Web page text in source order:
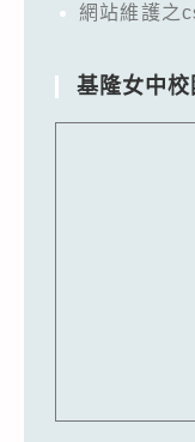
網站維護之
基隆女中